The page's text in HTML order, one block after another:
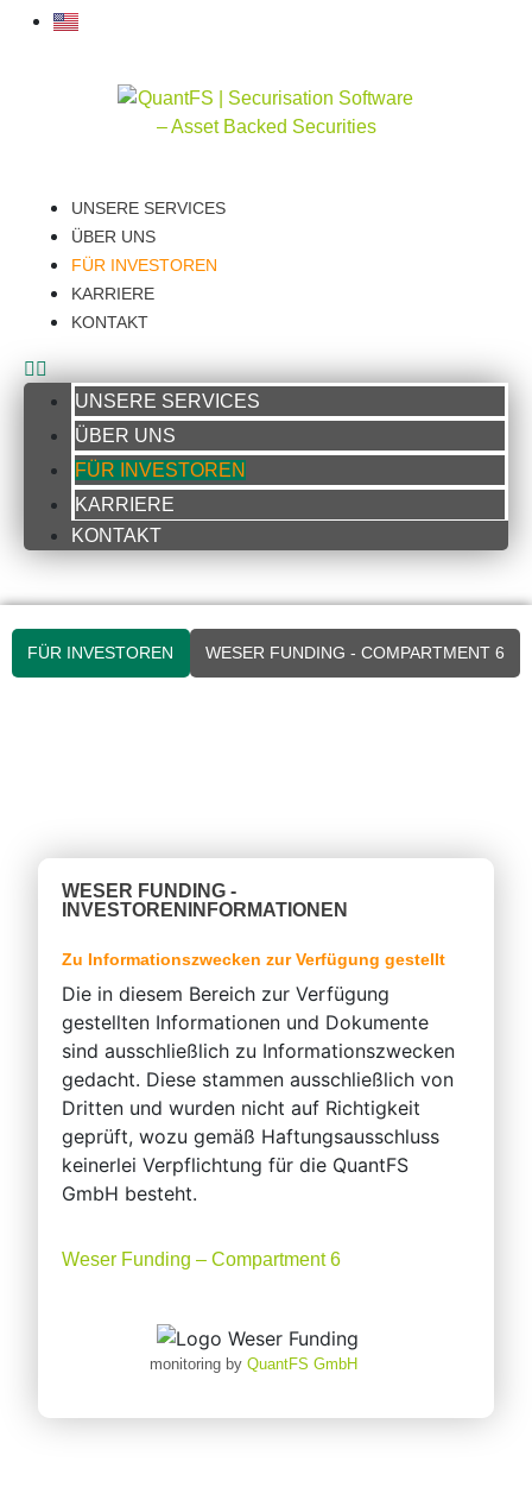
UNSERE SERVICES
ÜBER UNS
FÜR INVESTOREN
KARRIERE
KONTAKT
UNSERE SERVICES
ÜBER UNS
FÜR INVESTOREN
KARRIERE
KONTAKT
FÜR INVESTOREN WESER FUNDING - COMPARTMENT 6
WESER FUNDING -
INVESTORENINFORMATIONEN
Zu Informationszwecken zur Verfügung gestellt
Die in diesem Bereich zur Verfügung
gestellten Informationen und Dokumente
sind ausschließlich zu Informationszwecken
gedacht. Diese stammen ausschließlich von
Dritten und wurden nicht auf Richtigkeit
geprüft, wozu gemäß Haftungsausschluss
keinerlei Verpflichtung für die QuantFS
GmbH besteht.
Weser Funding – Compartment 6
monitoring byQuantFS GmbH